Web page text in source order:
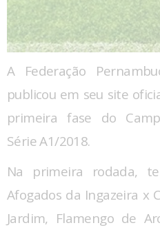
A Federação
publicou em seu site
primeira fase do
Série A1/2018.
Na primeira rodada,
Afogados da Ingazeira x
Jardim, Flamengo de